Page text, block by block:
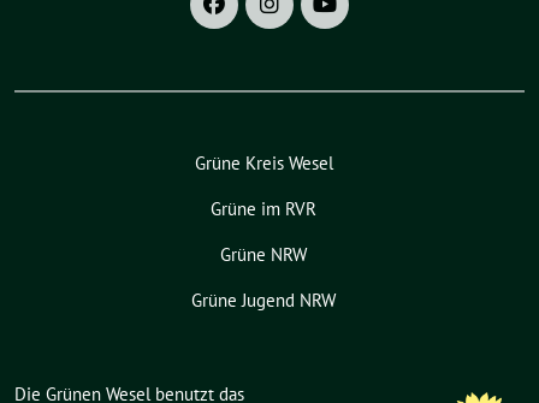
Grüne Kreis Wesel
Grüne im RVR
Grüne NRW
Grüne Jugend NRW
Die Grünen Wesel benutzt das